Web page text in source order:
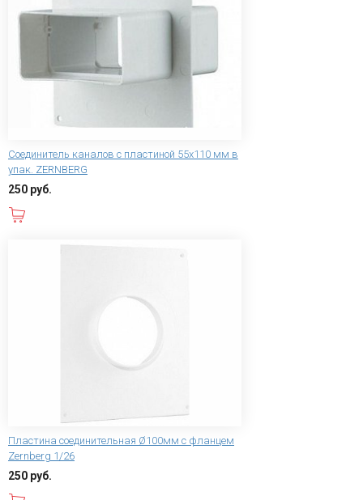
Соединитель каналов с пластиной 55х110 мм в
упак. ZERNBERG
250 руб.
Пластина соединительная Ø100мм с фланцем
Zernberg 1/26
250 руб.